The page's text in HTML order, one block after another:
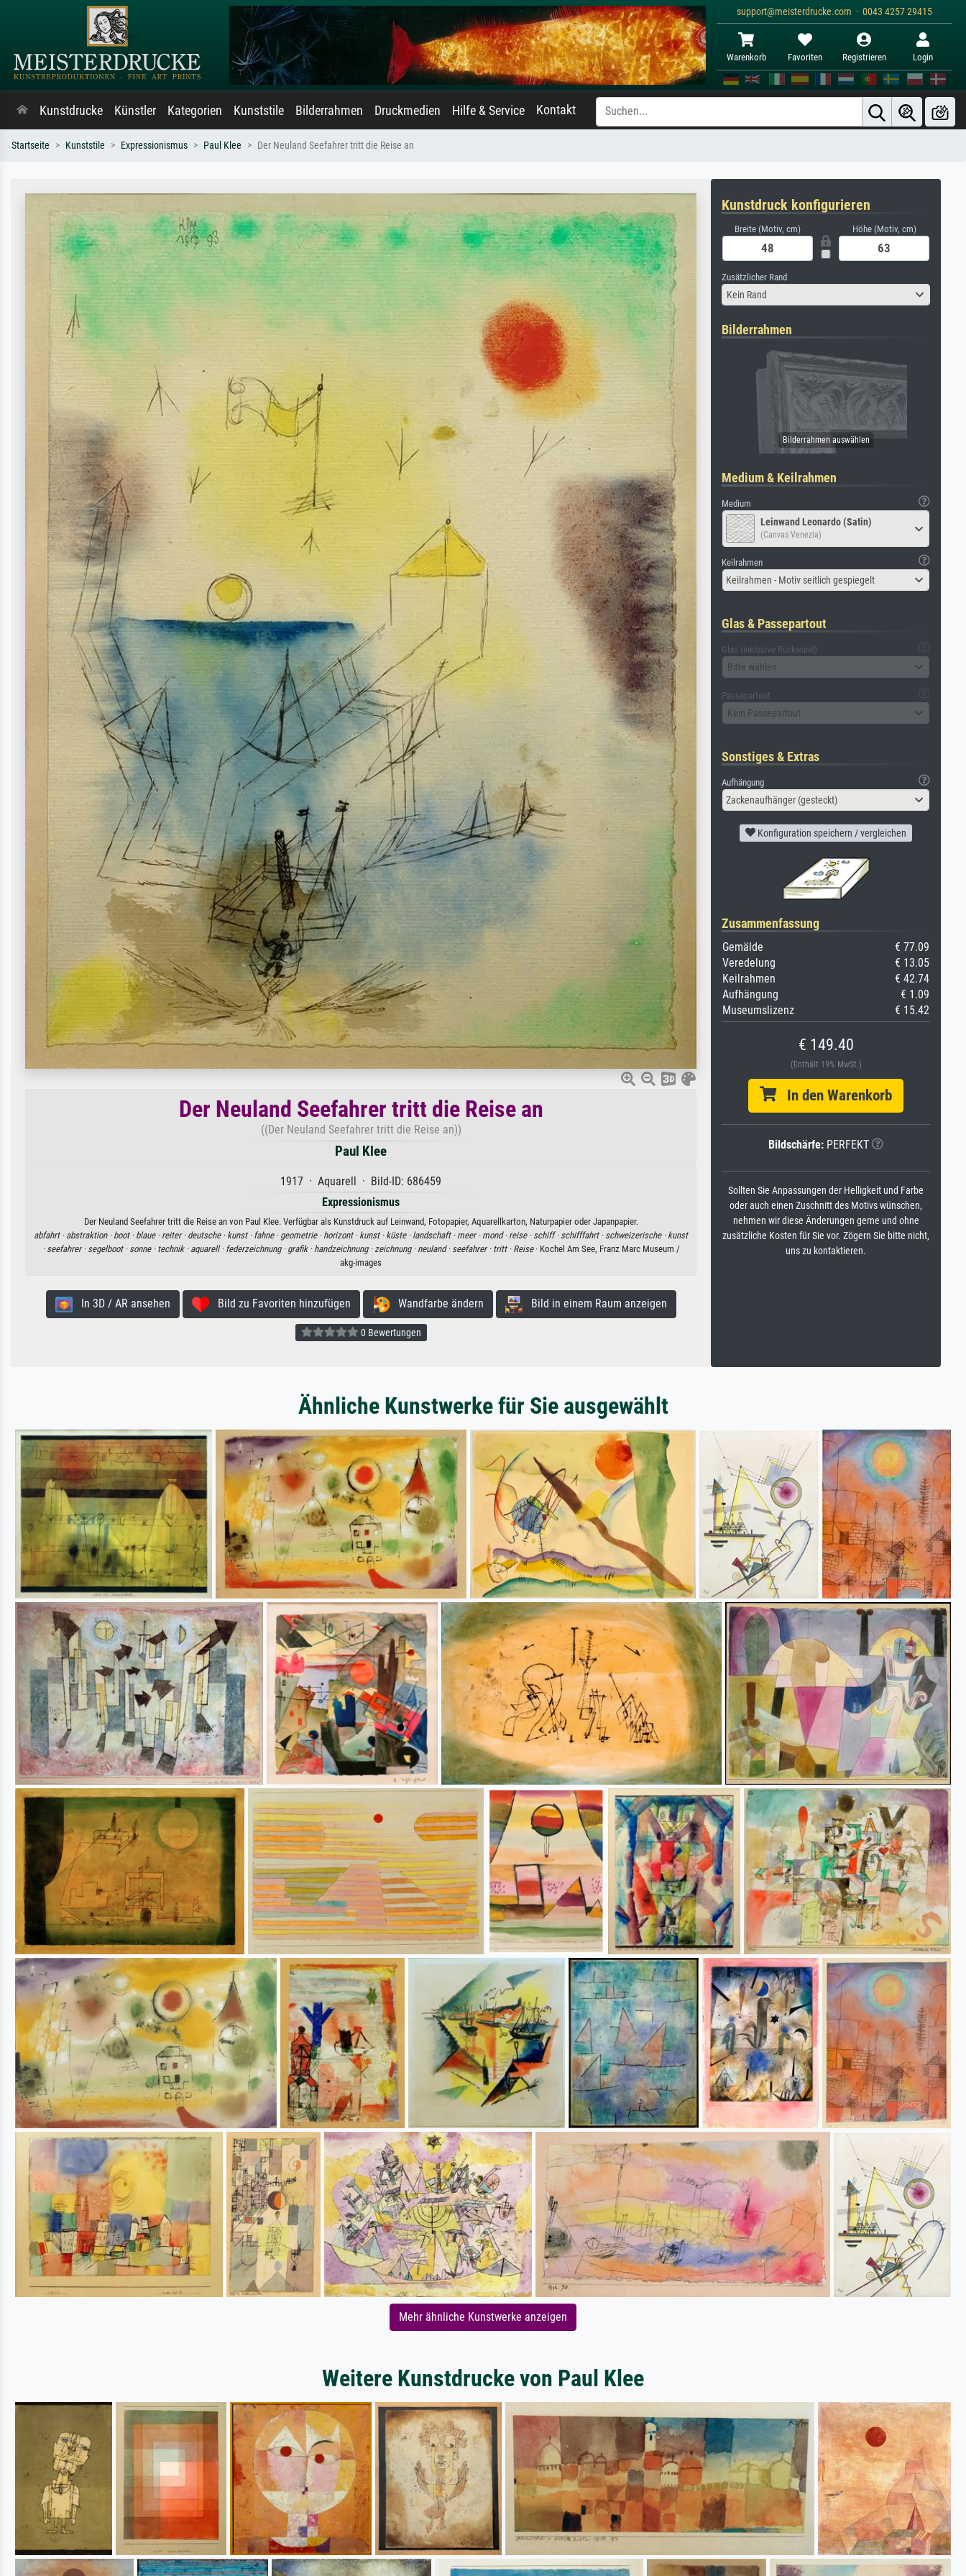
support@meisterdrucke.com · 0043 4257 29415
Warenkorb Favoriten Registrieren Login
Kunstdrucke Künstler Kategorien Kunststile Bilderrahmen Druckmedien Hilfe & Service Kontakt
Startseite Kunststile Expressionismus Paul Klee Der Neuland Seefahrer tritt die Reise an
Der Neuland Seefahrer tritt die Reise an
((Der Neuland Seefahrer tritt die Reise an))
Paul Klee
1917 · Aquarell · Bild-ID: 686459
Expressionismus
Der Neuland Seefahrer tritt die Reise an von Paul Klee. Verfügbar als Kunstdruck auf Leinwand, Fotopapier, Aquarellkarton, Naturpapier oder Japanpapier.
abfahrt · abstraktion · boot · blaue · reiter · deutsche · kunst · fahne · geometrie · horizont · kunst · küste · landschaft · meer · mond · reise · schiff · schifffahrt · schweizerische · kunst
· seefahrer · segelboot · sonne · technik · aquarell · federzeichnung · grafik · handzeichnung ·zeichnung · neuland · seefahrer · tritt · Reise· Kochel Am See, Franz Marc Museum /
akg-images
In 3D / AR ansehen Bild zu Favoriten hinzufügen Wandfarbe ändern Bild in einem Raum anzeigen
0 Bewertungen
Kunstdruck konfigurieren
Breite (Motiv, cm) Höhe (Motiv, cm)
Zusätzlicher Rand
Kein Rand
Bilderrahmen
Medium & Keilrahmen
Medium
Leinwand Leonardo (Satin)
(Canvas Venezia)
Keilrahmen
Keilrahmen - Motiv seitlich gespiegelt
Glas & Passepartout
Glas (inklusive Rückwand)
Bitte wählen
Passepartout
Kein Passepartout
Sonstiges & Extras
Aufhängung
Zackenaufhänger (gesteckt)
Konfiguration speichern / vergleichen
Zusammenfassung
Gemälde
€ 77.09
Veredelung
€ 13.05
Keilrahmen
€ 42.74
Aufhängung
€ 1.09
Museumslizenz
€ 15.42
€ 149.40
(Enthält 19% MwSt.)
In den Warenkorb
Bildschärfe: PERFEKT
Sollten Sie Anpassungen der Helligkeit und Farbe
oder auch einen Zuschnitt des Motivs wünschen,
nehmen wir diese Änderungen gerne und ohne
zusätzliche Kosten für Sie vor. Zögern Sie bitte nicht,
uns zu kontaktieren.
Ähnliche Kunstwerke für Sie ausgewählt
Mehr ähnliche Kunstwerke anzeigen
Weitere Kunstdrucke von Paul Klee